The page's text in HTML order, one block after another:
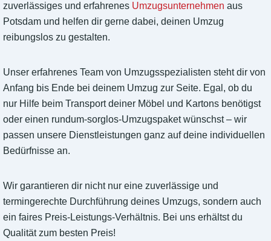
zuverlässiges und erfahrenes Umzugsunternehmen aus
Potsdam und helfen dir gerne dabei, deinen Umzug
reibungslos zu gestalten.
Unser erfahrenes Team von Umzugsspezialisten steht dir von
Anfang bis Ende bei deinem Umzug zur Seite. Egal, ob du
nur Hilfe beim Transport deiner Möbel und Kartons benötigst
oder einen rundum-sorglos-Umzugspaket wünschst – wir
passen unsere Dienstleistungen ganz auf deine individuellen
Bedürfnisse an.
Wir garantieren dir nicht nur eine zuverlässige und
termingerechte Durchführung deines Umzugs, sondern auch
ein faires Preis-Leistungs-Verhältnis. Bei uns erhältst du
Qualität zum besten Preis!